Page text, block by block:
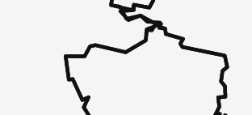
einem Pflegeplatz